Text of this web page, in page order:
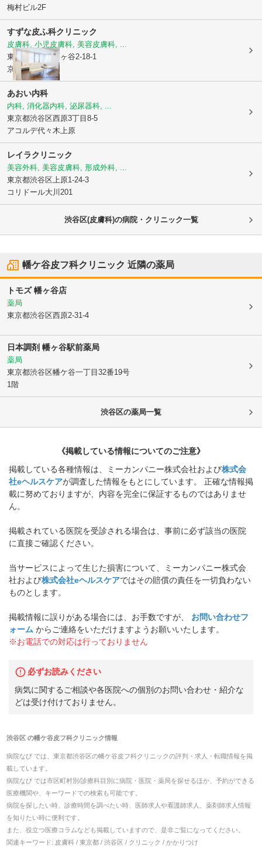
梅村ビル2F
すずな皮ふ科クリニック
皮膚科, 小児皮膚科, 美容皮膚科, ...
東京都渋谷区 幡ヶ谷2-18-1
京旺ビル5F
あおい内科
内科, 消化器内科, 泌尿器科, ...
東京都渋谷区西原3丁目8-5
アコルデ代々木上原
レイラクリニック
美容外科, 美容皮膚科, 形成外科, ...
東京都渋谷区 上原1-24-3
コリドール大川201
渋谷区(皮膚科)の病院・クリニック一覧
幡ケ谷皮フ科クリニック 近隣の薬局
トモズ 幡ヶ谷店
薬局
東京都渋谷区西原2-31-4
日本調剤 幡ヶ谷駅前薬局
薬局
東京都渋谷区幡ケ谷一丁目32番19号
1階
渋谷区の薬局一覧
《掲載している情報についてのご注意》
掲載している各種情報は、ミーカンパニー株式会社および株式会
社eヘルスケアが調査した情報をもとにしています。 正確な情報掲
載に努めておりますが、内容を完全に保証するものではありませ
ん。
掲載されている医院を受診される場合は、事前に必ず該当の医院
に直接ご確認ください。
当サービスによって生じた損害について、ミーカンパニー株式会
社および株式会社eヘルスケアではその賠償の責任を一切負わない
ものとします。
掲載情報に誤りがある場合には、お手数ですが、
お問い合わせフ
ォーム からご連絡をいただけますようお願いいたします。
※お電話での対応は行っておりません
必ずお読みください
病気に関するご相談や各医院への個別のお問い合わせ・紹介な
どは受け付けておりません。
渋谷区の幡ケ谷皮フ科クリニック情報
病院なび では、 東京都渋谷区の幡ケ谷皮フ科クリニックの評判・求人・転職情報を掲
載しています。
病院なび では市区町村別/診療科目別に病院・医院・薬局を探せるほか、予約ができる
医療機関や、キーワードでの検索も可能です。
病院を探したい時、診療時間を調べたい時、医師求人や看護師求人、薬剤師求人情報
を知りたい時に便利です。
また、役立つ医療コラムなども掲載していますので、是非ご覧になってください。
関連キーワード: 皮膚科 / 東京都 / 渋谷区 / クリニック / かかりつけ